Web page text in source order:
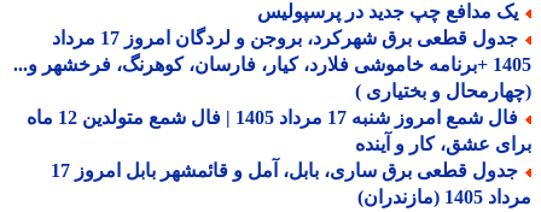
مدافع چپ جدید در پرسپولیس
جدول قطعی برق شهرکرد، بروجن و لردگان امروز 17 مرداد
1405 +برنامه خاموشی فلارد، کیار، فارسان، کوهرنگ، فرخشهر و...
و بختیاری )
فال شمع امروز شنبه 17 مرداد 1405 | فال شمع متولدین 12 ماه
عشق، کار و آینده
جدول قطعی برق ساری، بابل، آمل و قائمشهر بابل امروز 17
(مازندران)